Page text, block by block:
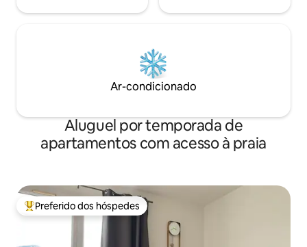
Ar-condicionado
Aluguel por temporada de
apartamentos com acesso à praia
Entre os melhores preferidos dos hóspedes
Preferido dos hóspedes